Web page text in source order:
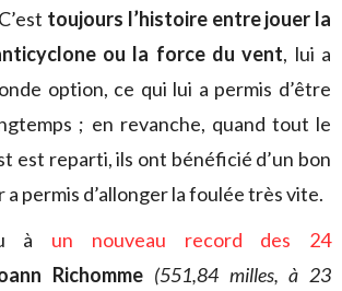
toujours l’histoire entre jouer la
ou la force du vent, lui a
option, ce qui lui a permis d’être
; en revanche, quand tout le
est reparti, ils ont bénéficié d’un bon
a permis d’allonger la foulée très vite.
à un nouveau record des 24
Richomme (551,84 milles, à 23